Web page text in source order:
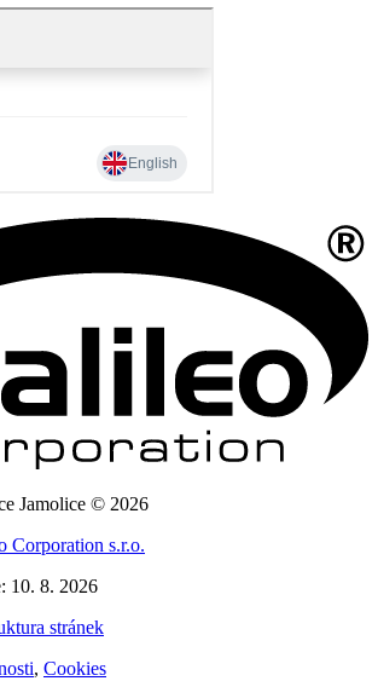
Jamolice © 2026
Corporation s.r.o.
10. 8. 2026
stránek
, Cookies